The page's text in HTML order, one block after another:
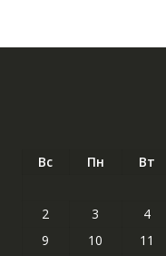
Вс Пн Вт
2
3 4
9
10 11